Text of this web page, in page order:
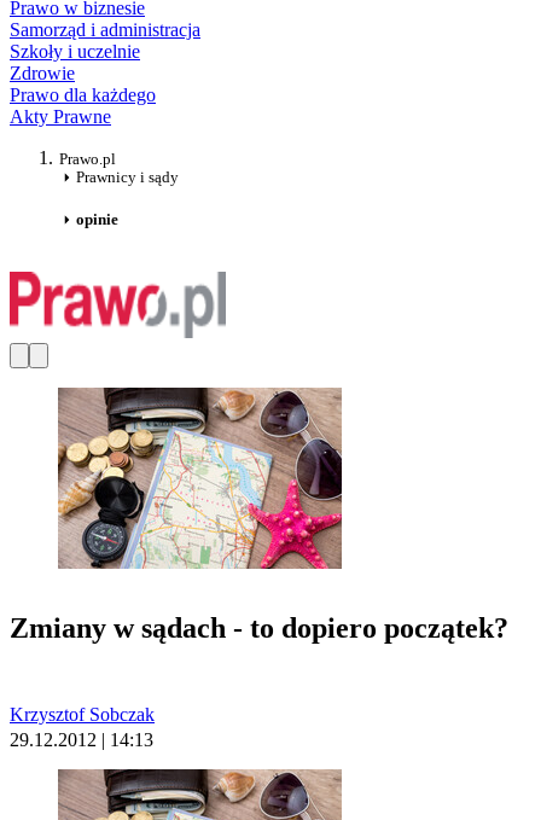
Prawo w biznesie
Samorząd i administracja
Szkoły i uczelnie
Zdrowie
Prawo dla każdego
Akty Prawne
Prawo.pl
Prawnicy i sądy
opinie
Zmiany w sądach - to dopiero początek?
Krzysztof Sobczak
29.12.2012 | 14:13